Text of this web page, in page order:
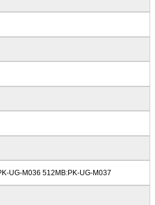
UG-M036 512MB:PK-UG-M037